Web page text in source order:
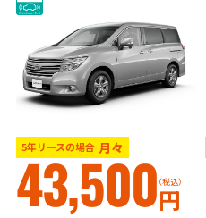
5年リースの場合 月々
43,500円
（税込）